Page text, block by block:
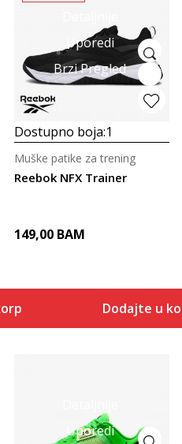
Uporedi
Brzi Pregled
Dostupno boja:1
Reebok NFX Trainer
Muške patike za trening
149,00 BAM
Dodajte u
Uporedi